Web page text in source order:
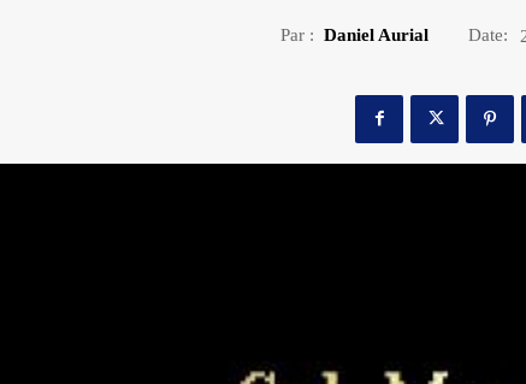
Par : Daniel Aurial Date: